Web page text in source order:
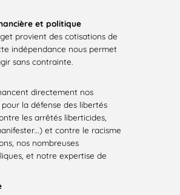
et politique
provient des cotisations de
indépendance nous permet
sans contrainte.
directement nos
la défense des libertés
les arrêtés liberticides,
et contre le racisme
nos nombreuses
et notre expertise de